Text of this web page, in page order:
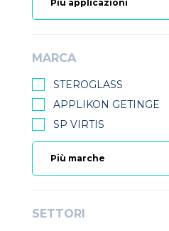
MARCA
STEROGLASS
APPLIKON GETINGE
SP VIRTIS
SETTORI